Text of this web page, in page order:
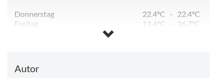
Donnerstag 22.4°C - 22.4°C
Freitag
13.4°C -
26.7°C
Autor